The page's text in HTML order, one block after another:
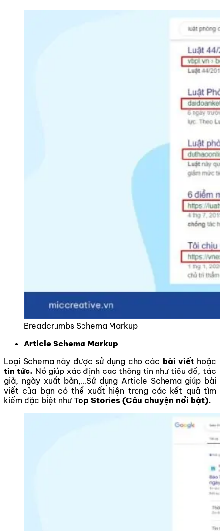
Breadcrumbs Schema Markup
Article Schema Markup
Loại Schema này được sử dụng cho các bài viết hoặc
tin tức. Nó giúp xác định các thông tin như tiêu đề, tác
giả, ngày xuất bản,…Sử dụng Article Schema giúp bài
viết của bạn có thể xuất hiện trong các kết quả tìm
kiếm đặc biệt nhưTop Stories (Câu chuyện nổi bật).